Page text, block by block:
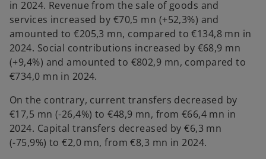
in 2024. Revenue from the sale of goods and
services increased by €70,5 mn (+52,3%) and
amounted to €205,3 mn, compared to €134,8 mn in
2024. Social contributions increased by €68,9 mn
(+9,4%) and amounted to €802,9 mn, compared to
€734,0 mn in 2024.
On the contrary, current transfers decreased by
€17,5 mn (-26,4%) to €48,9 mn, from €66,4 mn in
2024. Capital transfers decreased by €6,3 mn
(-75,9%) to €2,0 mn, from €8,3 mn in 2024.